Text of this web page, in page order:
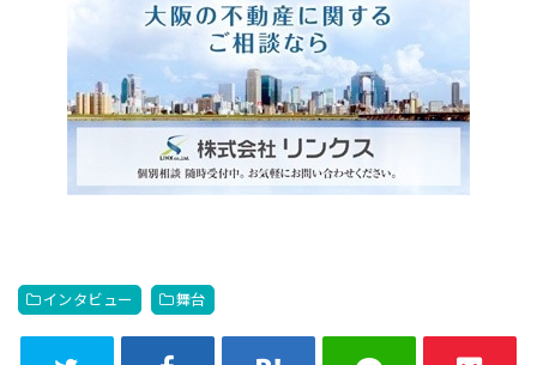
インタビュー 舞台